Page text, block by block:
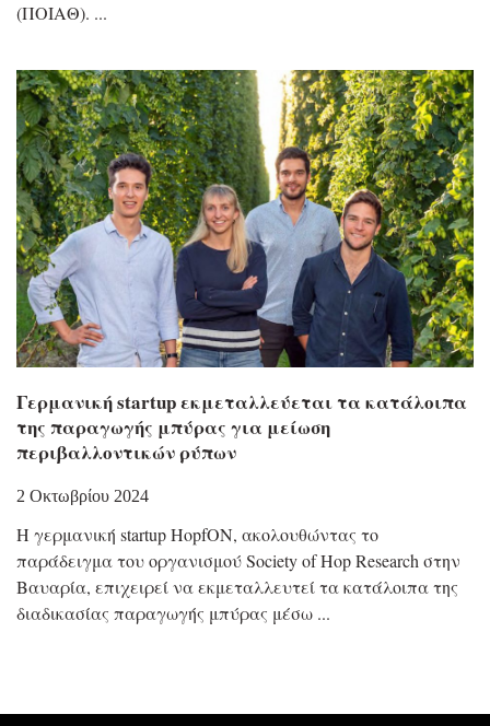
(ΠΟΙΑΘ).
Γερμανική startup εκμεταλλεύεται τα κατάλοιπα
της παραγωγής μπύρας για μείωση
περιβαλλοντικών ρύπων
2 Οκτωβρίου 2024
Η γερμανική startup HopfON, ακολουθώντας το
παράδειγμα του οργανισμού Society of Hop Research στην
Βαυαρία, επιχειρεί να εκμεταλλευτεί τα κατάλοιπα της
διαδικασίας παραγωγής μπύρας μέσω